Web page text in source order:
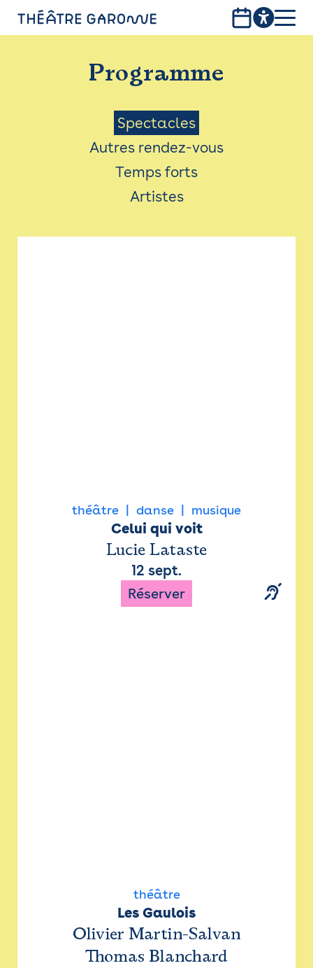
PROGRAMME
INFOS PRATIQUES
AVEC LES PUBLICS
ACCESSIBILITÉ
LES PRODUCTIONS
Programme
Menu
Saison
Spectacles
Autres rendez-vous
Temps forts
Artistes
théâtre danse musique
Celui qui voit
Lucie Lataste
12 sept.
Réserver
théâtre
Les Gaulois
Olivier Martin-Salvan
Thomas Blanchard